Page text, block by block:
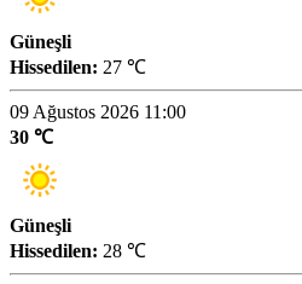
Güneşli
Hissedilen: 27 ℃
09 Ağustos 2026 11:00
30 ℃
Güneşli
Hissedilen: 28 ℃